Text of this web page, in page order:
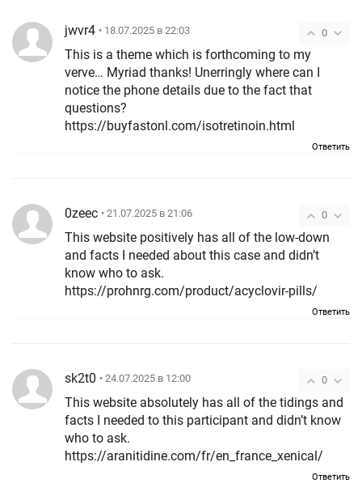
0
jwvr4 • 18.07.2025 в 22:03
This is a theme which is forthcoming to my
verve… Myriad thanks! Unerringly where can I
notice the phone details due to the fact that
questions?
https://buyfastonl.com/isotretinoin.html
Ответить
0
0zeec • 21.07.2025 в 21:06
This website positively has all of the low-down
and facts I needed about this case and didn’t
know who to ask.
https://prohnrg.com/product/acyclovir-pills/
Ответить
0
sk2t0 • 24.07.2025 в 12:00
This website absolutely has all of the tidings and
facts I needed to this participant and didn’t know
who to ask.
https://aranitidine.com/fr/en_france_xenical/
Ответить